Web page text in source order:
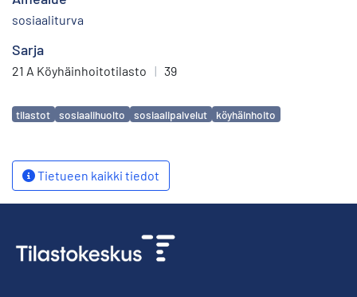
sosiaaliturva
Sarja
21 A Köyhäinhoitotilasto | 39
Avainsanat
tilastot sosiaalihuolto sosiaalipalvelut köyhäinhoito
Tietueen kaikki tiedot